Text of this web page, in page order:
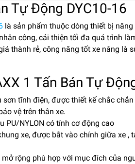
Tự Động DYC10-16
là sản phẩm thuộc dòng thiết bị
công, cải thiện tối đa quá trình
thành rẻ, công năng tốt xe nâng là
1 Tấn Bán Tự
tĩnh điện, được thiết kế chắc
vệ trên thân xe.
PU/NYLON có tính cơ động cao
xe, được bắt vào chính giữa xe ,
rộng phù hợp với mục đích của